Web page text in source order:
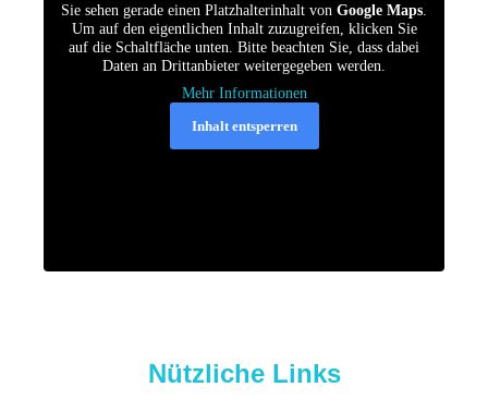
Erforderlichen Service akzeptieren
und Inhalte entsperren
Sie sehen gerade einen Platzhalterinhalt von Google Maps.
Um auf den eigentlichen Inhalt zuzugreifen, klicken Sie
auf die Schaltfläche unten. Bitte beachten Sie, dass dabei
Daten an Drittanbieter weitergegeben werden.
Mehr Informationen
Inhalt entsperren
Nützliche Links
Neurologen &